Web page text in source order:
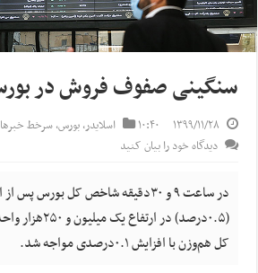
سنگینی صفوف فروش در
۱۳۹۹/۱۱/۲۸ ۱۰:۴۰ اسلایدر,بورس,سرخط خبرها
دیدگاه خود را بیان کنید
(۰.۵درصد) در
کل هم‌وزن با افزایش ۰.۱درصدی مواجه شد.